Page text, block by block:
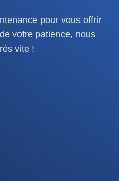
pour vous offrir
votre patience, nous
vite !